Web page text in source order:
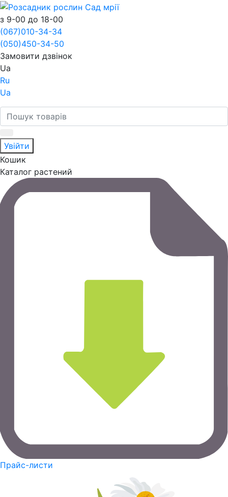
з 9-00 до 18-00
(067)010-34-34
(050)450-34-50
Замовити дзвінок
Ua
Ru
Ua
Увійти
Кошик
Каталог растений
Прайс-листи